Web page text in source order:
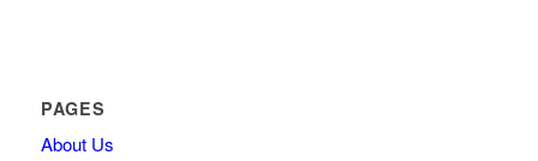
PAGES
About Us